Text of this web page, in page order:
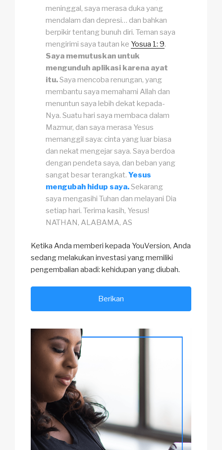
meninggal, saya merasa duka yang
mendalam dan depresi… dan bahkan
berpikir tentang bunuh diri. Teman saya
mengirimi saya tautan ke Yosua 1: 9.
Saya memutuskan untuk
mengunduh aplikasi karena ayat
itu.Saya mencoba renungan, yang
membantu saya memahami Allah dan
menuntun saya lebih dekat kepada-
Nya. Suatu hari saya membaca dalam
Mazmur, dan saya merasa Yesus
memanggil saya: cinta yang luar biasa
dan nekat mengejar saya. Saya berdoa
dengan pendeta saya, dan beban yang
sangat besar terangkat. Yesus
mengubah hidup saya.Sekarang
saya mengasihi Tuhan dan melayani Dia
setiap hari. Terima kasih, Yesus!
NATHAN, ALABAMA, AS
Ketika Anda memberi kepada YouVersion, Anda
sedang melakukan investasi yang memiliki
pengembalian abadi: kehidupan yang diubah.
Berikan